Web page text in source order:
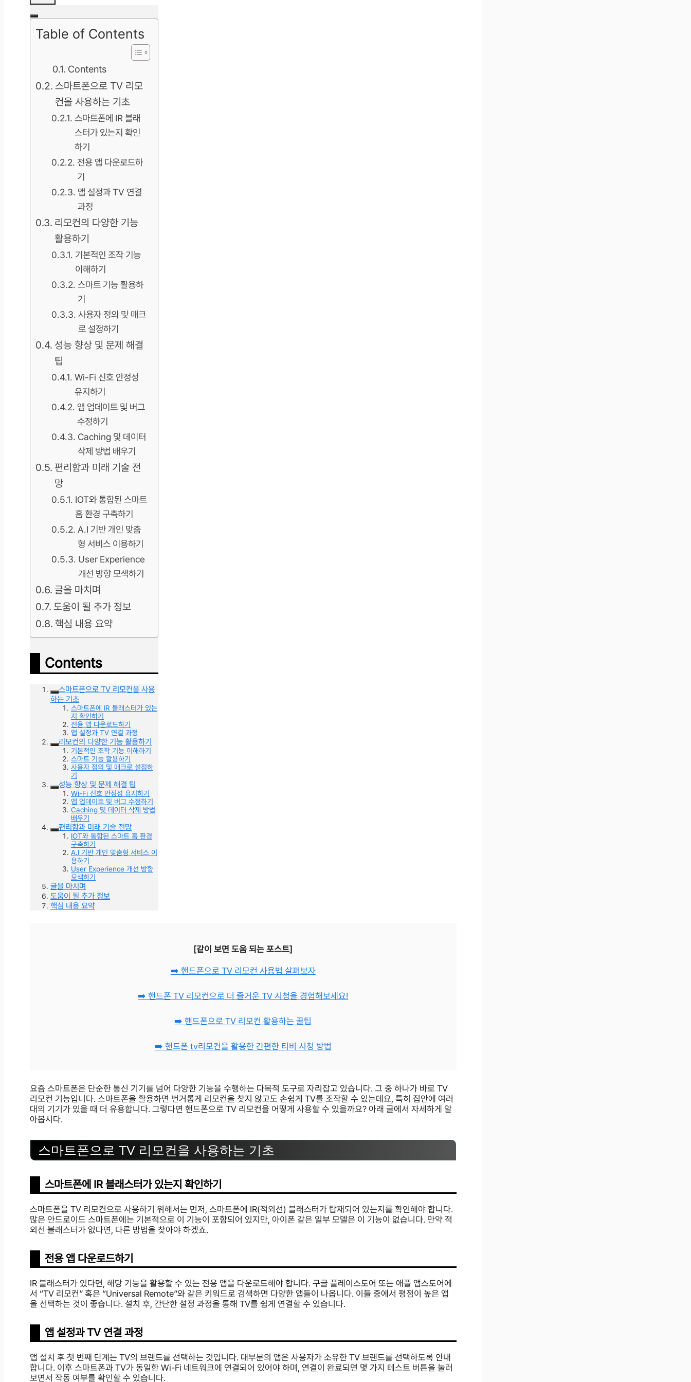
Table of Contents
Contents
스마트폰으로 TV 리모
컨을 사용하는 기초
스마트폰에 IR 블래
스터가 있는지 확인
하기
전용 앱 다운로드하
기
앱 설정과 TV 연결
과정
리모컨의 다양한 기능
활용하기
기본적인 조작 기능
이해하기
스마트 기능 활용하
기
사용자 정의 및 매크
로 설정하기
성능 향상 및 문제 해결
팁
Wi-Fi 신호 안정성
유지하기
앱 업데이트 및 버그
수정하기
Caching 및 데이터
삭제 방법 배우기
편리함과 미래 기술 전
망
IOT와 통합된 스마트
홈 환경 구축하기
A.I 기반 개인 맞춤
형 서비스 이용하기
User Experience
개선 방향 모색하기
글을 마치며
도움이 될 추가 정보
핵심 내용 요약
Contents
스마트폰으로 TV 리모컨을 사용
하는 기초
스마트폰에 IR 블래스터가 있는
지 확인하기
전용 앱 다운로드하기
앱 설정과 TV 연결 과정
리모컨의 다양한 기능 활용하기
기본적인 조작 기능 이해하기
스마트 기능 활용하기
사용자 정의 및 매크로 설정하
기
성능 향상 및 문제 해결 팁
Wi-Fi 신호 안정성 유지하기
앱 업데이트 및 버그 수정하기
Caching 및 데이터 삭제 방법
배우기
편리함과 미래 기술 전망
IOT와 통합된 스마트 홈 환경
구축하기
A.I 기반 개인 맞춤형 서비스 이
용하기
User Experience 개선 방향
모색하기
글을 마치며
도움이 될 추가 정보
핵심 내용 요약
[같이 보면 도움 되는 포스트]
➡️ 핸드폰으로 TV 리모컨 사용법 살펴보자
➡️ 핸드폰 TV 리모컨으로 더 즐거운 TV 시청을 경험해보세요!
➡️ 핸드폰으로 TV 리모컨 활용하는 꿀팁
➡️ 핸드폰 tv리모컨을 활용한 간편한 티비 시청 방법
요즘 스마트폰은 단순한 통신 기기를 넘어 다양한 기능을 수행하는 다목적 도구로 자리잡고 있습니다. 그 중 하나가 바로 TV
리모컨 기능입니다. 스마트폰을 활용하면 번거롭게 리모컨을 찾지 않고도 손쉽게 TV를 조작할 수 있는데요, 특히 집안에 여러
대의 기기가 있을 때 더 유용합니다. 그렇다면 핸드폰으로 TV 리모컨을 어떻게 사용할 수 있을까요? 아래 글에서 자세하게 알
아봅시다.
스마트폰으로 TV 리모컨을 사용하는 기초
스마트폰에 IR 블래스터가 있는지 확인하기
스마트폰을 TV 리모컨으로 사용하기 위해서는 먼저, 스마트폰에 IR(적외선) 블래스터가 탑재되어 있는지를 확인해야 합니다.
많은 안드로이드 스마트폰에는 기본적으로 이 기능이 포함되어 있지만, 아이폰 같은 일부 모델은 이 기능이 없습니다. 만약 적
외선 블래스터가 없다면, 다른 방법을 찾아야 하겠죠.
전용 앱 다운로드하기
IR 블래스터가 있다면, 해당 기능을 활용할 수 있는 전용 앱을 다운로드해야 합니다. 구글 플레이스토어 또는 애플 앱스토어에
서 “TV 리모컨” 혹은 “Universal Remote”와 같은 키워드로 검색하면 다양한 앱들이 나옵니다. 이들 중에서 평점이 높은 앱
을 선택하는 것이 좋습니다. 설치 후, 간단한 설정 과정을 통해 TV를 쉽게 연결할 수 있습니다.
앱 설정과 TV 연결 과정
앱 설치 후 첫 번째 단계는 TV의 브랜드를 선택하는 것입니다. 대부분의 앱은 사용자가 소유한 TV 브랜드를 선택하도록 안내
합니다. 이후 스마트폰과 TV가 동일한 Wi-Fi 네트워크에 연결되어 있어야 하며, 연결이 완료되면 몇 가지 테스트 버튼을 눌러
보면서 작동 여부를 확인할 수 있습니다.